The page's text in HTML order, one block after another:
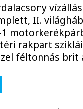
II.
1
rakpart
féltonnás brit